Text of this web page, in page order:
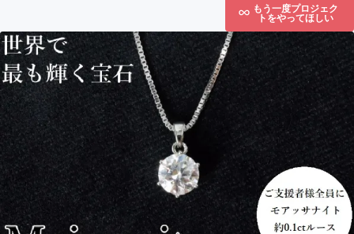
もう一度プロジェク
トをやってほしい